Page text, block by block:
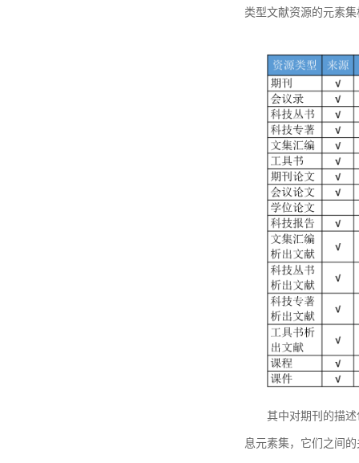
类型文献资源的元素
其中对期刊的描
息元素集，它们之间